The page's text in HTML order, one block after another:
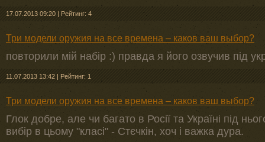
17.07.2013 09:20 | Рейтинг: 4
Три модели оружия на все времена – каков ваш выбор?
повторили мій набір :) правда я його озвучив під
11.07.2013 13:42 | Рейтинг: 1
Три модели оружия на все времена – каков ваш выбор?
Глок добре, але чи багато в Росії та Україні під
вибір в цьому "класі" - Стєчкін, хоч і важка дура.